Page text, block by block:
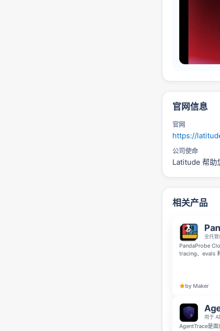
官网信息
官网
https://
公司使命
Latitude 帮助
相关产品
全托
PandaProbe
tracing、evals
by Maker
用于
AgentTrace是面